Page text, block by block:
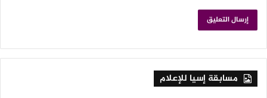
مسابقة إسيا للإعلام